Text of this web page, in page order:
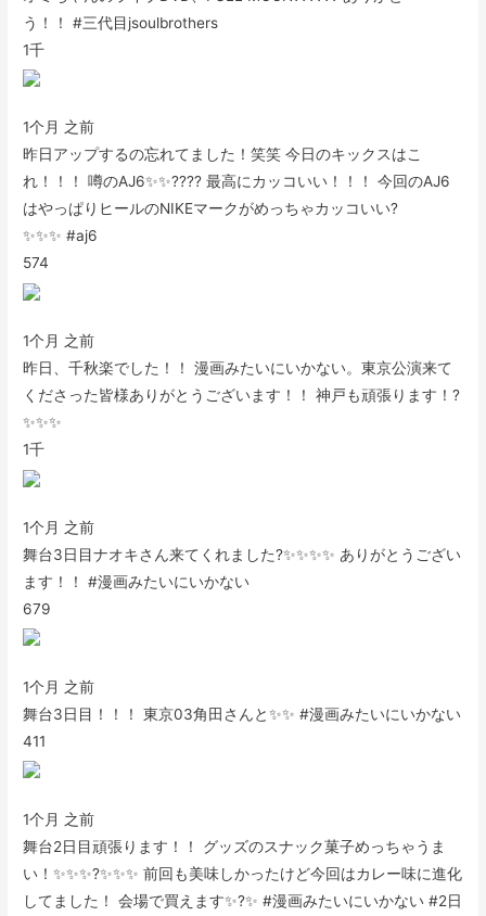
う！！ #三代目jsoulbrothers
1千
1个月 之前
昨日アップするの忘れてました！笑笑 今日のキックスはこ
れ！！！ 噂のAJ6✨✨???? 最高にカッコいい！！！ 今回のAJ6
はやっぱりヒールのNIKEマークがめっちゃカッコいい?
✨✨✨ #aj6
574
1个月 之前
昨日、千秋楽でした！！ 漫画みたいにいかない。東京公演来て
くださった皆様ありがとうございます！！ 神戸も頑張ります！?
✨✨✨
1千
1个月 之前
舞台3日目ナオキさん来てくれました?✨✨✨✨ ありがとうござい
ます！！ #漫画みたいにいかない
679
1个月 之前
舞台3日目！！！ 東京03角田さんと✨✨ #漫画みたいにいかない
411
1个月 之前
舞台2日目頑張ります！！ グッズのスナック菓子めっちゃうま
い！✨✨✨?✨✨✨ 前回も美味しかったけど今回はカレー味に進化
してました！ 会場で買えます✨?✨ #漫画みたいにいかない #2日